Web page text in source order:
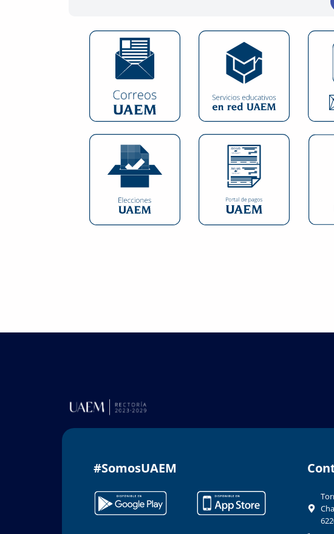
#SomosUAEM